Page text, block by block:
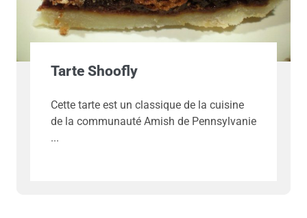
Tarte Shoofly
Cette tarte est un classique de la cuisine
de la communauté Amish de Pennsylvanie